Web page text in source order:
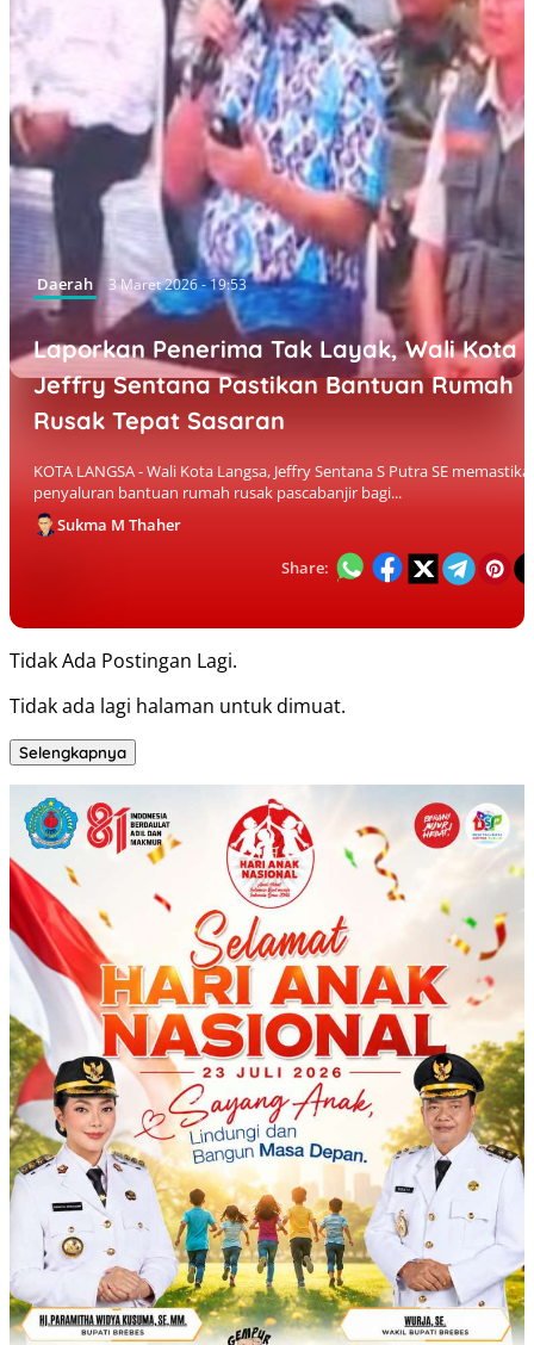
Daerah 3 Maret 2026 - 19:53
Laporkan Penerima Tak Layak, Wali Kota
Jeffry Sentana Pastikan Bantuan Rumah
Rusak Tepat Sasaran
KOTA LANGSA - Wali Kota Langsa, Jeffry Sentana S Putra SE
penyaluran bantuan rumah rusak pascabanjir bagi...
Sukma M Thaher
Share:
Tidak Ada Postingan Lagi.
Tidak ada lagi halaman untuk dimuat.
Selengkapnya